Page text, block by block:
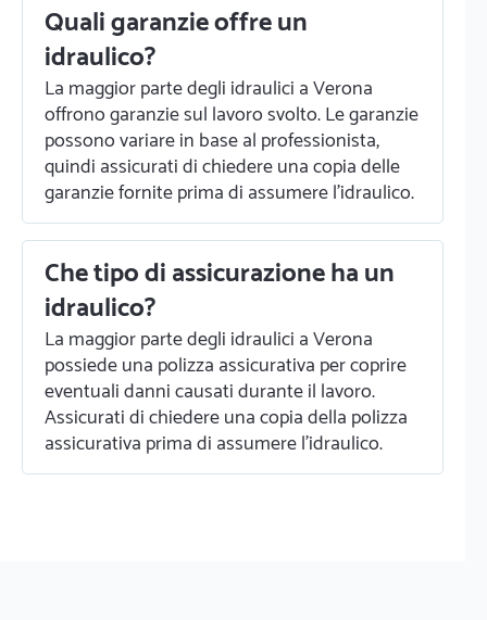
Quali garanzie offre un
idraulico?
La maggior parte degli idraulici a Verona
offrono garanzie sul lavoro svolto. Le garanzie
possono variare in base al professionista,
quindi assicurati di chiedere una copia delle
garanzie fornite prima di assumere l'idraulico.
Che tipo di assicurazione ha un
idraulico?
La maggior parte degli idraulici a Verona
possiede una polizza assicurativa per coprire
eventuali danni causati durante il lavoro.
Assicurati di chiedere una copia della polizza
assicurativa prima di assumere l'idraulico.